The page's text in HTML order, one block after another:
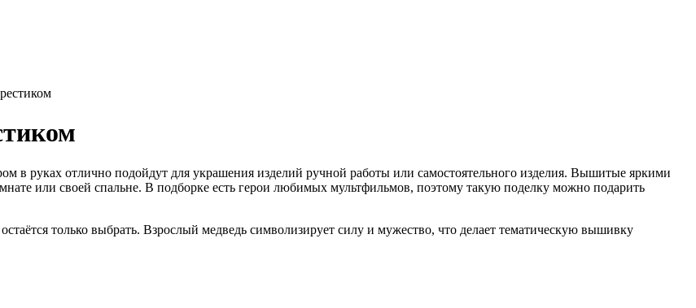
руках отлично подойдут для украшения изделий ручной работы или самостоятельного изделия. Вышитые яркими
или своей спальне. В подборке есть герои любимых мультфильмов, поэтому такую поделку можно подарить
только выбрать. Взрослый медведь символизирует силу и мужество, что делает тематическую вышивку